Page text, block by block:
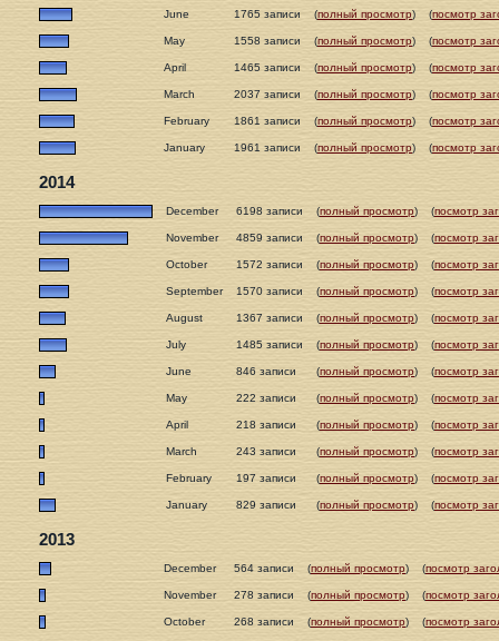
June 1765 записи (полный просмотр) (посмотр
May 1558 записи (полный просмотр) (посмотр
April 1465 записи (полный просмотр) (посмотр
March 2037 записи (полный просмотр) (посмотр
February 1861 записи (полный просмотр) (посмотр
January 1961 записи (полный просмотр) (посмотр
2014
December 6198 записи (полный просмотр) (посмотр
November 4859 записи (полный просмотр) (посмотр
October 1572 записи (полный просмотр) (посмотр
September 1570 записи (полный просмотр) (посмотр
August 1367 записи (полный просмотр) (посмотр
July 1485 записи (полный просмотр) (посмотр
June 846 записи (полный просмотр) (посмотр
May 222 записи (полный просмотр) (посмотр
April 218 записи (полный просмотр) (посмотр
March 243 записи (полный просмотр) (посмотр
February 197 записи (полный просмотр) (посмотр
January 829 записи (полный просмотр) (посмотр
2013
December 564 записи (полный просмотр) (посмотр
November 278 записи (полный просмотр) (посмотр
October 268 записи (полный просмотр) (посмотр